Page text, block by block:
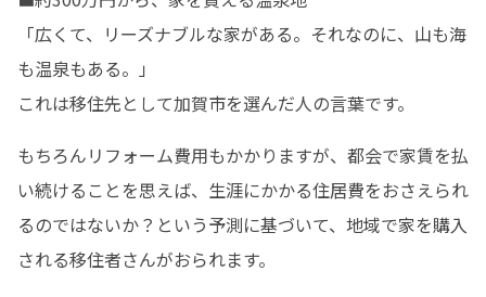
「広くて、リーズナブルな家がある。それなのに、山も海
も温泉もある。」
これは移住先として加賀市を選んだ人の言葉です。
もちろんリフォーム費用もかかりますが、都会で家賃を払
い続けることを思えば、生涯にかかる住居費をおさえられ
るのではないか？という予測に基づいて、地域で家を購入
される移住者さんがおられます。